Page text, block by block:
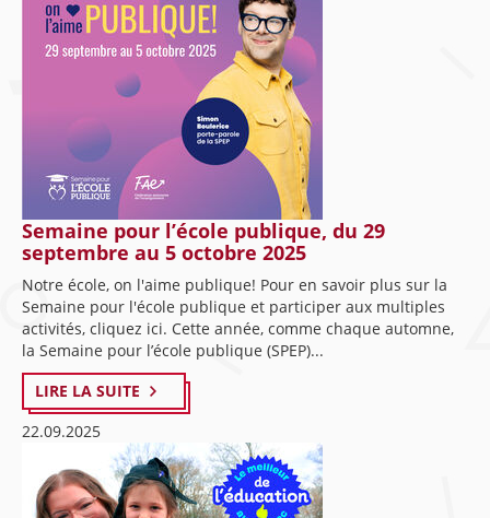
Semaine pour l’école publique, du 29
septembre au 5 octobre 2025
Notre école, on l'aime publique! Pour en savoir plus sur la
Semaine pour l'école publique et participer aux multiples
activités, cliquez ici. Cette année, comme chaque automne,
la Semaine pour l’école publique (SPEP)...
LIRE LA SUITE
22.09.2025